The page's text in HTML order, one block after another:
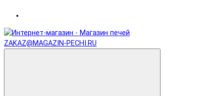
ZAKAZ@MAGAZIN-PECHI.RU